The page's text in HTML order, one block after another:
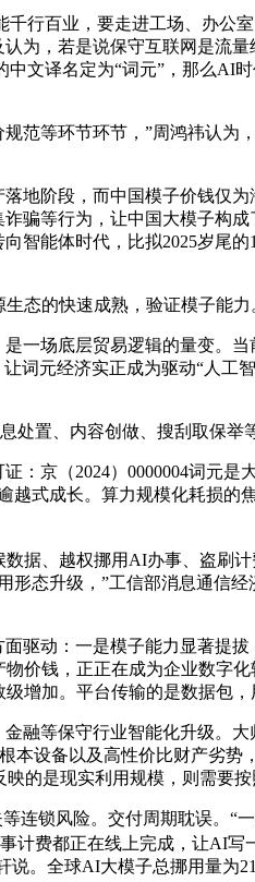
百业，要走进工场、办公
为，若是说保守互联网是流
中文译名定为“词元”，那么
等环节环节，”周鸿祎认为
阶段，而中国模子价钱仅
等行为，让中国大模子构
智能体时代，比拟2025岁尾
的快速成熟，验证模子能力
场底层贸易逻辑的量变。当
词元经济实正成为驱动“人
置、内容创做、搜刮取保举
京（2024）0000004词元是
式成长。算力规模化耗损
、越权挪用AI办事、盗刷
态升级，”工信部消息通信
动：一是模子能力显著提拔
钱，正正在成为企业数字
加。平台传输的是数据包，
等保守行业智能化升级。
设备以及高性价比财产劣
的是现实利用规模，则需要按
锁风险。交付周期耽误。“
计费都正在线上完成，让AI
。全球AI大模子总挪用量